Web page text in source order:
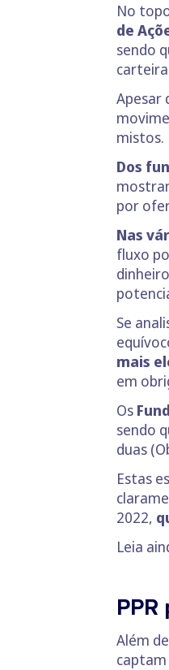
No
de
sendo
Apesar
mistos.
Dos
por
Nas
fluxo
Se
mais
em
Os
sendo
duas
Estas
2022,
Leia
Além